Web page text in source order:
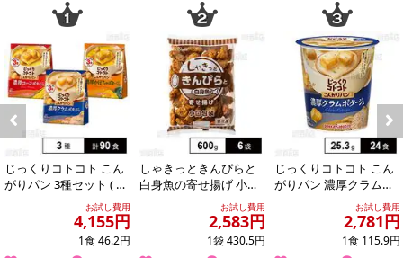
Previous
じっくりコトコト こん
がりパン 3種セット ( 濃
厚コーンポタージュ /
お試し費用
4,155円
1食 46.2円
しゃきっときんぴらと
白身魚の寄せ揚げ 小口
お試し費用
2,583円
1袋 430.5円
じっくりコトコト こん
がりパン 濃厚クラムポ
タージュ カップ 25.3g
お試し費用
2,781円
1食 115.9円
Next